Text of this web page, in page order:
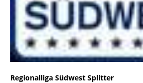
Regionalliga Südwest Splitter